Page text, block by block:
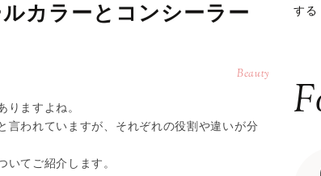
カラーとコンシーラー
Beauty
ますよね。
言われていますが、それぞれの役割や違いが分
てご紹介します。
する
ー